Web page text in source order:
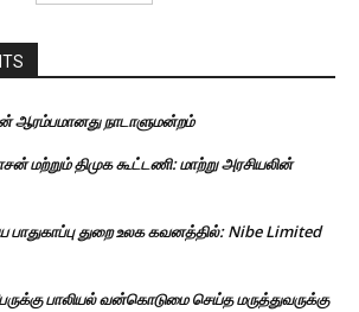
ஆரம்பமானது நாடாளுமன்றம்
மற்றும் திமுக கூட்டணி: மாற்று அரசியலின்
பாதுகாப்பு துறை உலக கவனத்தில்: Nibe Limited
பாலியல் வன்கொடுமை செய்த மருத்துவருக்கு